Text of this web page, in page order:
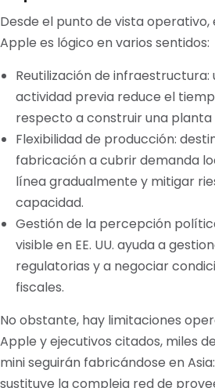
Desde el punto de vista
Apple es lógico en varios sentidos:
Reutilización de
actividad previa reduce el
respecto a construir una planta
Flexibilidad de producción:
fabricación a cubrir demanda
línea gradualmente y mitigar
capacidad.
Gestión de la percepción
visible en EE. UU. ayuda a
regulatorias y a negociar
fiscales.
No obstante, hay limitaciones
Apple y ejecutivos citados, miles
mini seguirán fabricándose en
sustituye la compleja red de